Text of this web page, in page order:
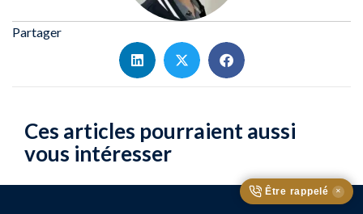
Partager
Ces articles pourraient aussi
vous intéresser
Être rappelé ✕